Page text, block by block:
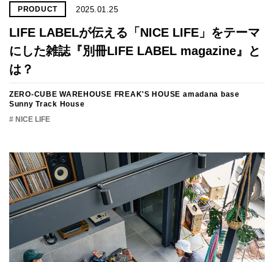
PRODUCT 2025.01.25
LIFE LABELが伝える「NICE LIFE」をテーマ
にした雑誌『別冊LIFE LABEL magazine』と
は？
ZERO-CUBE WAREHOUSE FREAK'S HOUSE amadana base
Sunny Track House
# NICE LIFE